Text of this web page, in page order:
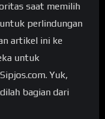
saat memilih
perlindungan
artikel ini ke
untuk
Yuk,
bagian dari